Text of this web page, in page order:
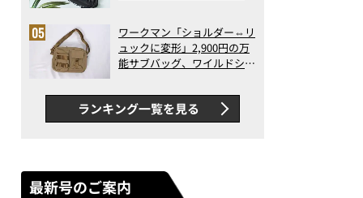
った！
ワークマン「ショルダー⇔リ
ュックに変形」2,900円の万
能サブバッグ、ワイルドシン
録…ほか【休日バッグの人気
記事ランキングベスト3】
（2026年6月版）
ランキング一覧を見る
最新号のご案内